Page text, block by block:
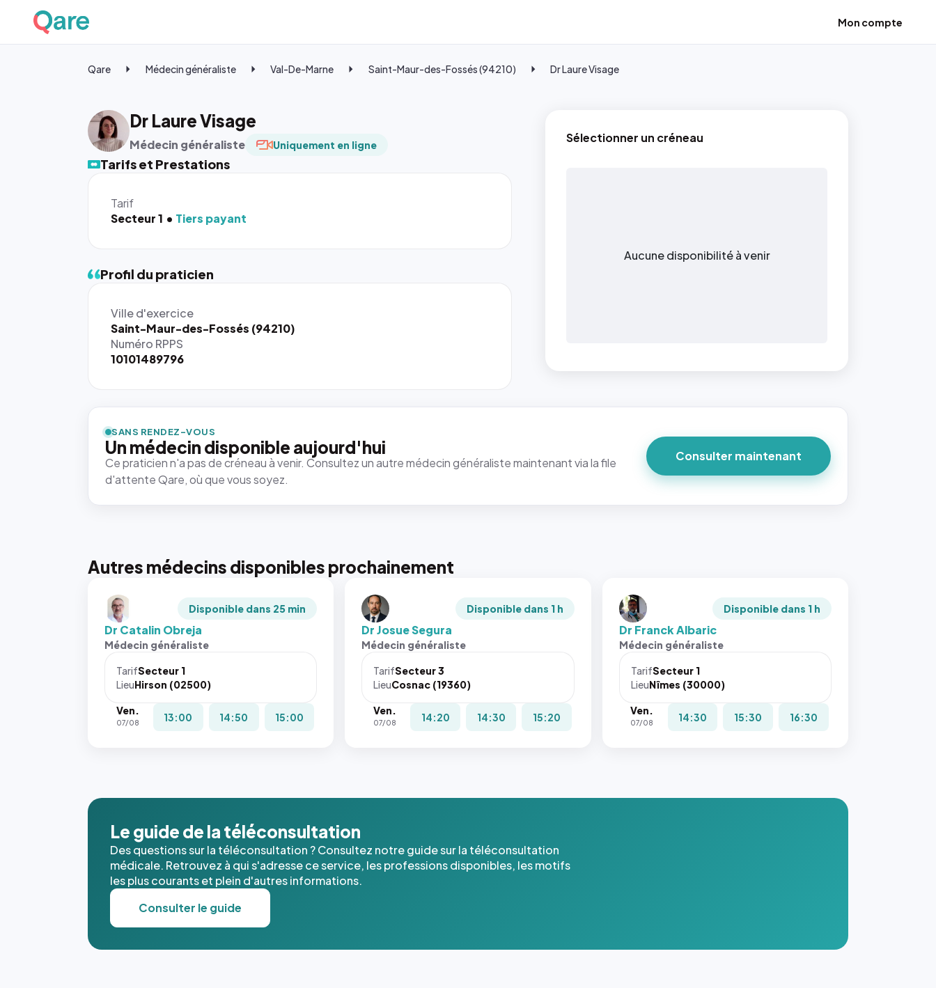
Mon compte
Qare Médecin généraliste Val-De-Marne Saint-Maur-des-Fossés (94210) Dr Laure Visage
Dr Laure Visage
Médecin généraliste Uniquement en ligne
Tarifs et Prestations
Tarif
Secteur 1
Tiers payant
Sélectionner un créneau
Aucune disponibilité à venir
Profil du praticien
Ville d'exercice
Saint-Maur-des-Fossés (94210)
Numéro RPPS
10101489796
SANS RENDEZ-VOUS
Un médecin disponible aujourd'hui
Ce praticien n'a pas de créneau à venir. Consultez un autre médecin généraliste maintenant via la file
d'attente Qare, où que vous soyez.
Consulter maintenant
Autres médecins disponibles prochainement
Disponible dans 25 min
Dr Catalin Obreja
Médecin généraliste
TarifSecteur 1
LieuHirson (02500)
Ven.
07/08 13:00 14:50 15:00
Disponible dans 1 h
Dr Josue Segura
Médecin généraliste
TarifSecteur 3
LieuCosnac (19360)
Ven.
07/08 14:20 14:30 15:20
Disponible dans 1 h
Dr Franck Albaric
Médecin généraliste
TarifSecteur 1
LieuNîmes (30000)
Ven.
07/08 14:30 15:30 16:30
Le guide de la téléconsultation
Des questions sur la téléconsultation ? Consultez notre guide sur la téléconsultation
médicale. Retrouvez à qui s'adresse ce service, les professions disponibles, les motifs
les plus courants et plein d'autres informations.
Consulter le guide